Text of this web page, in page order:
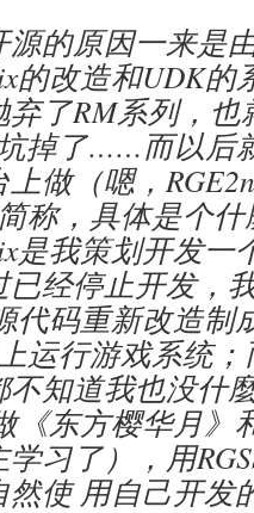
的原因一来是
的改造和UDK
了RM系列，也
掉了……而以后
做（嗯，
称，具体是个
是我策划开发一
经停止开发，
代码重新改造制
运行游戏系统
不知道我也没
《东方樱华月》
学习了），用
然使 用自己开发